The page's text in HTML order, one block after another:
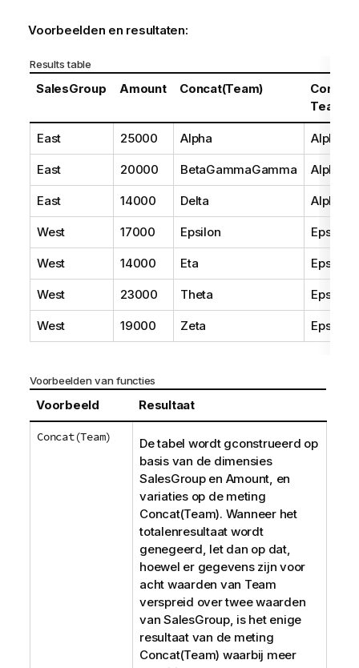
Voorbeelden en resultaten:
Results table
SalesGroup Amount Concat(Team)
Team)
East 25000 Alpha
East 20000 BetaGammaGamma
East 14000 Delta
West 17000 Epsilon
West 14000 Eta
West 23000 Theta
West 19000 Zeta
Voorbeelden van functies
Voorbeeld Resultaat
Concat(Team)
De tabel wordt gconstrueerd op
basis van de dimensies
SalesGroupen Amount, en
variaties op de meting
Concat(Team). Wanneer het
totalenresultaat wordt
genegeerd, let dan op dat,
hoewel er gegevens zijn voor
acht waarden van Team
verspreid over twee waarden
van SalesGroup, is het enige
resultaat van de meting
Concat(Team) waarbij meer